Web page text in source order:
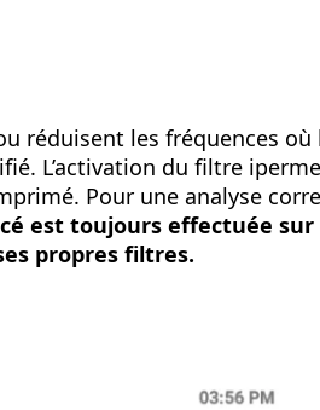
réduisent les fréquences
L’activation du filtre
Pour une analyse
est toujours effectuée
propres filtres.